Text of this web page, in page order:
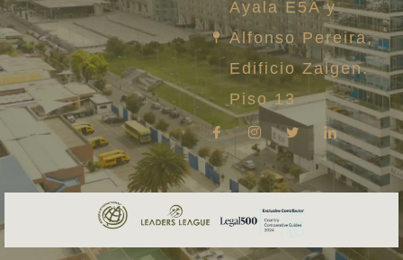
Ayala E5A y
Alfonso Pereira,
Edificio Zaigen.
Piso 13